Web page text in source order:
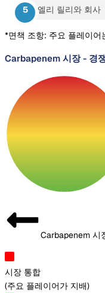
엘리 릴리와 회사
*면책 조항: 주요 플레이어
Carbapenem 시장- 경
Carbapenem 시
시장 통합
(주요 플레이어가 지배)